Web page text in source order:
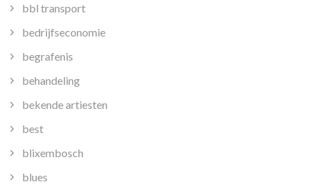
bbl transport
bedrijfseconomie
begrafenis
behandeling
bekende artiesten
best
blixembosch
blues